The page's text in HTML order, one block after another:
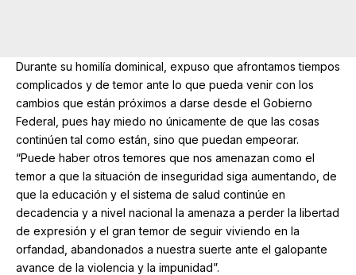
Durante su homilía dominical, expuso que afrontamos tiempos
complicados y de temor ante lo que pueda venir con los
cambios que están próximos a darse desde el Gobierno
Federal, pues hay miedo no únicamente de que las cosas
continúen tal como están, sino que puedan empeorar.
“Puede haber otros temores que nos amenazan como el
temor a que la situación de inseguridad siga aumentando, de
que la educación y el sistema de salud continúe en
decadencia y a nivel nacional la amenaza a perder la libertad
de expresión y el gran temor de seguir viviendo en la
orfandad, abandonados a nuestra suerte ante el galopante
avance de la violencia y la impunidad”.